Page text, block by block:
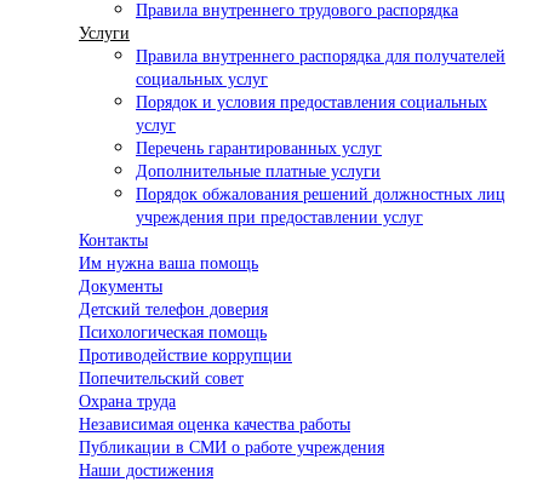
Правила внутреннего трудового распорядка
Услуги
Правила внутреннего распорядка для получателей
социальных услуг
Порядок и условия предоставления социальных
услуг
Перечень гарантированных услуг
Дополнительные платные услуги
Порядок обжалования решений должностных лиц
учреждения при предоставлении услуг
Контакты
Им нужна ваша помощь
Документы
Детский телефон доверия
Психологическая помощь
Противодействие коррупции
Попечительский совет
Охрана труда
Независимая оценка качества работы
Публикации в СМИ о работе учреждения
Наши достижения